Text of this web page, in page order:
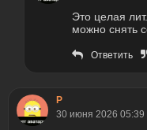
Это целая
можно снять
Ответить
Р
30 июня 2026 05:39